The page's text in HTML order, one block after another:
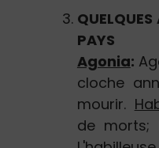
PAYS
Agonia:
cloche
mourir.
de morts;